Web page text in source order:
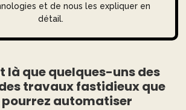
et de nous les expliquer en
détail.
là que quelques-uns des
travaux fastidieux que
automatiser